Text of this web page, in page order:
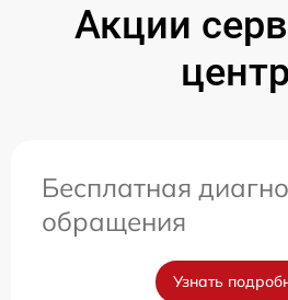
Акции
Бесплатная
обращения
Узнать